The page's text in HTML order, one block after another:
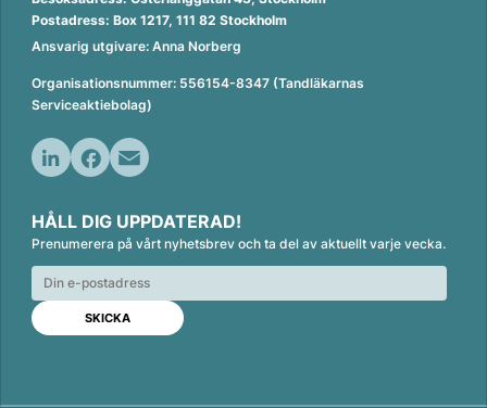
Postadress: Box 1217, 111 82 Stockholm
Ansvarig utgivare: Anna Norberg
Organisationsnummer: 556154-8347 (Tandläkarnas
Serviceaktiebolag)
n
k
e
d
n
c
e
b
o
o
k
a
i
l
HÅLL DIG UPPDATERAD!
Prenumerera på vårt nyhetsbrev och ta del av aktuellt varje vecka.